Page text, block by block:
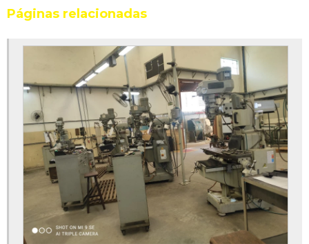
Páginas relacionadas